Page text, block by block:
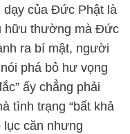
dạy của Đức Phật là
hữu thường mà Đức
ra bí mật, người
phá bỏ hư vọng
ấy chẳng phải
tình trạng “bất khả
lục căn nhưng